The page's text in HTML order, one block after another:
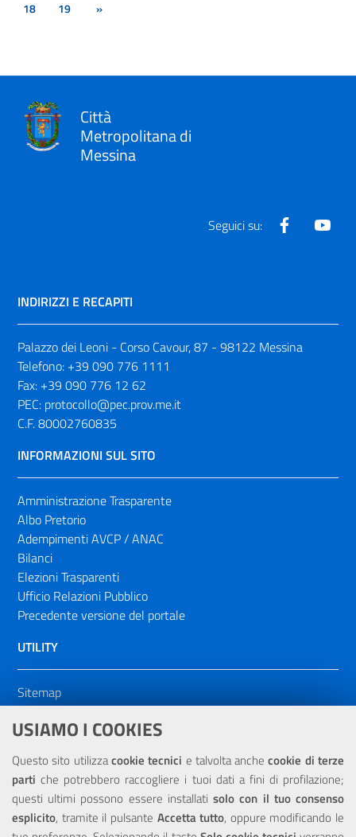
USIAMO I COOKIES
Questo sito utilizzacookie tecnici e talvolta anchecookie di terze
parti che potrebbero raccogliere i tuoi dati a fini di profilazione;
questi ultimi possono essere installatisolo con il tuo consenso
esplicito, tramite il pulsante Accetta tutto, oppure modificando le
18
19 »
Città
Metropolitana di
Messina
Seguici su: Facebook
INDIRIZZI E RECAPITI
Palazzo dei Leoni - Corso Cavour, 87 - 98122 Messina
Telefono: +39 090 776 1111
Fax: +39 090 776 12 62
PEC: protocollo@pec.prov.me.it
C.F. 80002760835
INFORMAZIONI SUL SITO
Amministrazione Trasparente
Albo Pretorio
Adempimenti AVCP / ANAC
Bilanci
Elezioni Trasparenti
Ufficio Relazioni Pubblico
Precedente versione del portale
UTILITY
Sitemap
Dichiarazione di accessibilità
NOTE LEGALI
Privacy